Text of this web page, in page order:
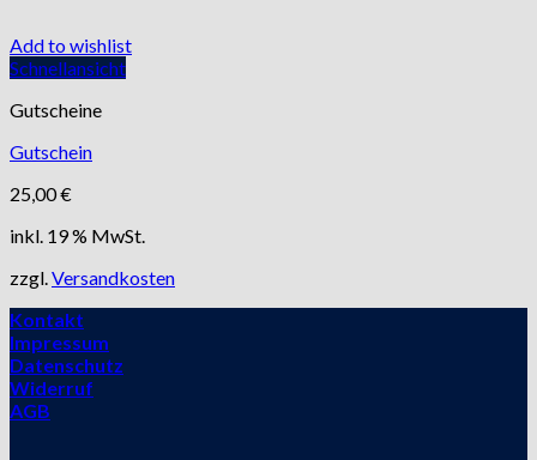
Add to wishlist
Schnellansicht
Gutscheine
Gutschein
25,00€
inkl. 19 % MwSt.
zzgl.Versandkosten
Kontakt
Impressum
Datenschutz
Widerruf
AGB